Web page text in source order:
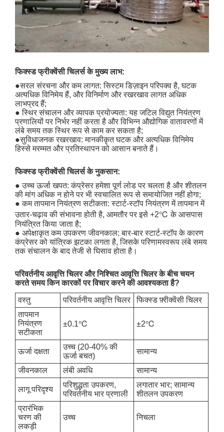
फिक्स्ड फ्रीक्वेंसी चिलर्स के मुख्य लाभ:
●सरल संरचना और कम लागत: सिस्टम डिज़ाइन परिपक्व है, घटक
अत्यधिक विनिमेय हैं, और विनिर्माण और रखरखाव लागत अधिक
लाभप्रद हैं;
● स्थिर संचालन और व्यापक प्रयोज्यता: यह जटिल विद्युत नियंत्रण
प्रणालियों पर निर्भर नहीं करता है और विभिन्न औद्योगिक वातावरणों में
लंबे समय तक स्थिर रूप से काम कर सकता है;
●सुविधाजनक रखरखाव: मानकीकृत घटक और अत्यधिक विनिमेय
हिस्से मरम्मत और प्रतिस्थापन को आसान बनाते हैं।
फिक्स्ड फ्रीक्वेंसी चिलर्स के नुकसान:
● उच्च ऊर्जा खपत: कंप्रेसर हमेशा पूर्ण लोड पर चलता है और शीतलन
की मांग अधिक न होने पर भी स्वचालित रूप से समायोजित नहीं होगा;
● कम तापमान नियंत्रण सटीकता: स्टार्ट-स्टॉप नियंत्रण में तापमान में
उतार-चढ़ाव की संभावना होती है, आमतौर पर इसे +2℃ के आसपास
नियंत्रित किया जाता है;
● अपेक्षाकृत कम उपकरण जीवनकाल: बार-बार स्टार्ट-स्टॉप के कारण
कंप्रेसर को यांत्रिक झटका लगता है, जिसके परिणामस्वरूप लंबे समय
तक संचालन के बाद तेजी से घिसाव होता है।
परिवर्तनीय आवृत्ति चिलर और निश्चित आवृत्ति चिलर के बीच चयन
करते समय किन कारकों पर विचार करने की आवश्यकता है?
वस्तु
परिवर्तनीय आवृत्ति चिलर
फिक्स्ड फ़्रीक्वेंसी चिलर
तापमान
नियंत्रण
सटीकता
±0.1℃ ±2℃
ऊर्जा दक्षता
उच्च (20-40% की
ऊर्जा बचत)
सामान्य
जीवनकाल लंबी अवधि सामान्य
लागू परिदृश्य
परिशुद्धता उपकरण,
परिवर्तनीय भार प्रणाली
लगातार भार; सामान्य
शीतलन उपकरण
प्रारंभिक
चरण की
लकड़ी
उच्च निचला